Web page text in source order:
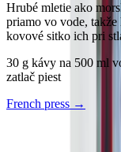
Hrubé mletie ako
priamo vo vode, takže
kovové sitko ich pri
30 g kávy na 500 ml
zatlač piest
French press →